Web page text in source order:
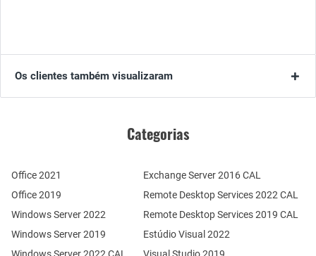
Os clientes também visualizaram
Categorias
Office 2021
Office 2019
Windows Server 2022
Windows Server 2019
Remote Desktop Services 2022 CAL
Remote Desktop Services 2019 CAL
Exchange Server 2016 CAL
Estúdio Visual 2022